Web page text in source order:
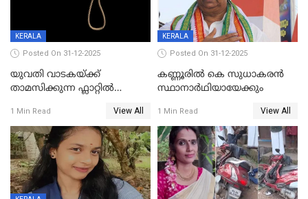
KERALA
Posted On 31-12-2025
യുവതി വാടകയ്ക്ക്
താമസിക്കുന്ന ഫ്ലാറ്റില്‍
സംഭവം കൈതപ്പൊയിലില്‍
1 Min Read View All
KERALA
Posted On 31-12-2025
കണ്ണൂരിൽ കെ സുധാകരൻ
സ്ഥാനാർഥിയായേക്കും
1 Min Read View All